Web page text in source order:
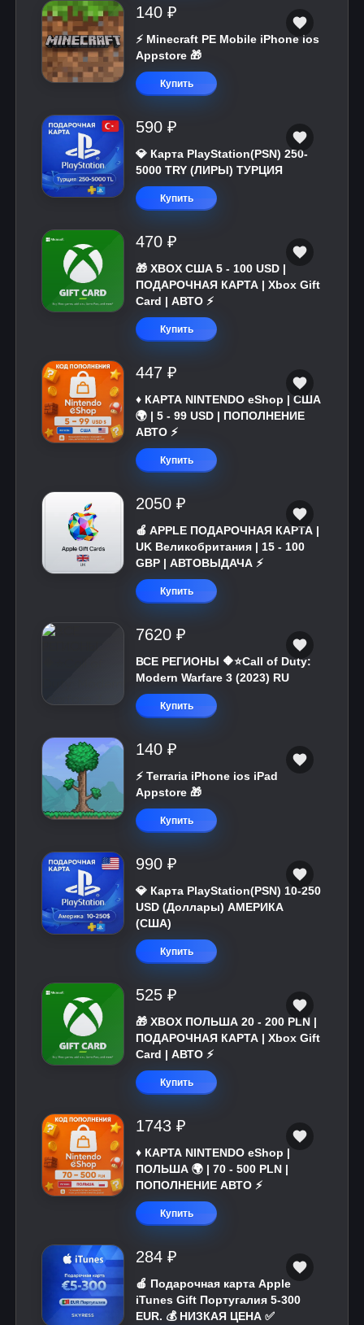
140 ₽
⚡️ Minecraft PE Mobile iPhone ios
Appstore 🎁
Купить
590 ₽
💎 Карта PlayStation(PSN) 250-
5000 TRY (ЛИРЫ) ТУРЦИЯ
Купить
470 ₽
🎁 XBOX США 5 - 100 USD |
ПОДАРОЧНАЯ КАРТА | Xbox Gift
Card | АВТО ⚡
Купить
447 ₽
♦️ КАРТА NINTENDO eShop | США
🌍 | 5 - 99 USD | ПОПОЛНЕНИЕ
АВТО ⚡
Купить
2050 ₽
🍎 APPLE ПОДАРОЧНАЯ КАРТА |
UK Великобритания | 15 - 100
GBP | АВТОВЫДАЧА ⚡️
Купить
7620 ₽
ВСЕ РЕГИОНЫ 🔶⭐Call of Duty:
Modern Warfare 3 (2023) RU
Купить
140 ₽
⚡️ Terraria iPhone ios iPad
Appstore 🎁
Купить
990 ₽
💎 Карта PlayStation(PSN) 10-250
USD (Доллары) АМЕРИКА
(США)
Купить
525 ₽
🎁 XBOX ПОЛЬША 20 - 200 PLN |
ПОДАРОЧНАЯ КАРТА | Xbox Gift
Card | АВТО ⚡
Купить
1743 ₽
♦️ КАРТА NINTENDO eShop |
ПОЛЬША 🌍 | 70 - 500 PLN |
ПОПОЛНЕНИЕ АВТО ⚡
Купить
284 ₽
🍎 Подарочная карта Apple
iTunes Gift Португалия 5-300
EUR. 💰 НИЗКАЯ ЦЕНА ✅